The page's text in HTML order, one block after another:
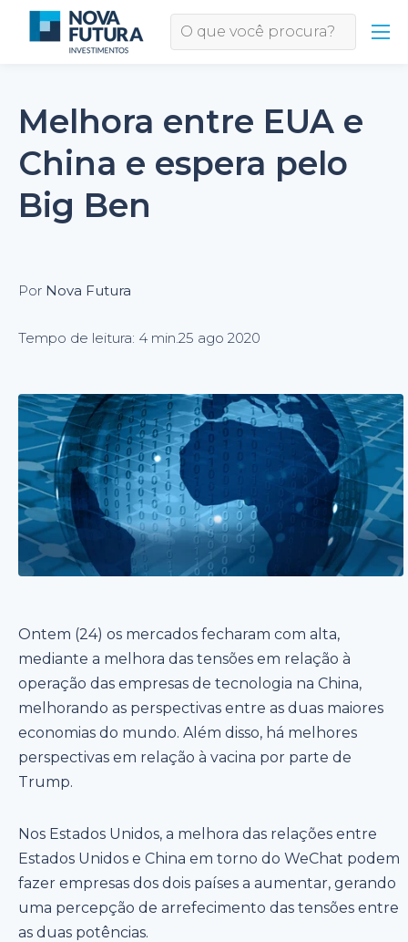
Melhora entre EUA e
China e espera pelo
Big Ben
Por Nova Futura
Tempo de leitura: 4 min.25 ago 2020
Ontem (24) os mercados fecharam com alta,
mediante a melhora das tensões em relação à
operação das empresas de tecnologia na China,
melhorando as perspectivas entre as duas maiores
economias do mundo. Além disso, há melhores
perspectivas em relação à vacina por parte de
Trump.
Nos Estados Unidos, a melhora das relações entre
Estados Unidos e China em torno do WeChat podem
fazer empresas dos dois países a aumentar, gerando
uma percepção de arrefecimento das tensões entre
as duas potências.